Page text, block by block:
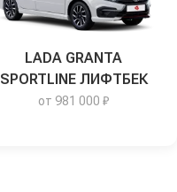
LADA GRANTA
SPORTLINE ЛИФТБЕК
от 981 000 ₽